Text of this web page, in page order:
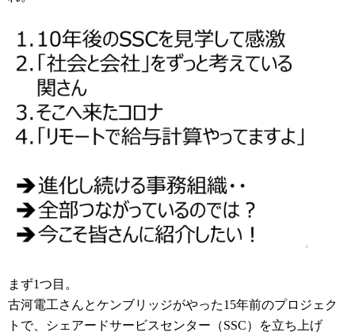
まず1つ目。
古河電工さんとケンブリッジがやった15年前のプロジェク
トで、シェアードサービスセンター（SSC）を立ち上げ